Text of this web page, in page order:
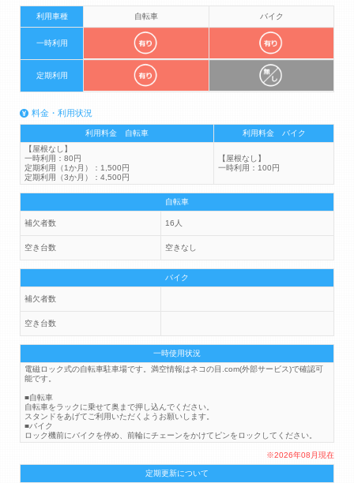
利用車種 自転車 バイク
一時利用
定期利用
料金・利用状況
利用料金 自転車
利用料金 バイク
【屋根なし】
一時利用：80円
定期利用（1か月）：1,500円
定期利用（3か月）：4,500円
【屋根なし】
一時利用：100円
自転車
補欠者数 16人
空き台数 空きなし
バイク
補欠者数
空き台数
一時使用状況
電磁ロック式の自転車駐車場です。満空情報はネコの目.com(外部サービス)で確認可
能です。
■自転車
自転車をラックに乗せて奥まで押し込んでください。
スタンドをあげてご利用いただくようお願いします。
■バイク
ロック機前にバイクを停め、前輪にチェーンをかけてピンをロックしてください。
※2026年08月現在
定期更新について